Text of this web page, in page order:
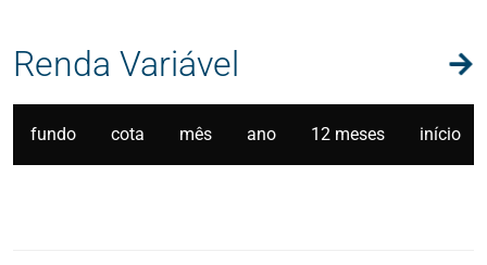
Renda Variável
fundo cota mês ano 12 meses início